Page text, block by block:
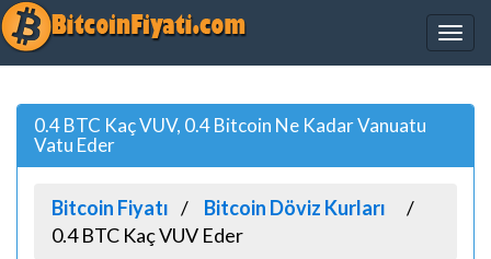
0.4 BTC Kaç VUV, 0.4 Bitcoin Ne Kadar Vanuatu
Vatu Eder
Bitcoin Fiyatı
Bitcoin Döviz Kurları
0.4 BTC Kaç VUV Eder